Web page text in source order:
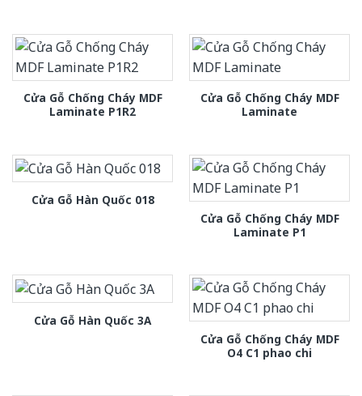
Cửa Gỗ Chống Cháy MDF
Laminate P1R2
Cửa Gỗ Chống Cháy MDF
Laminate
Cửa Gỗ Hàn Quốc 018
Cửa Gỗ Chống Cháy MDF
Laminate P1
Cửa Gỗ Hàn Quốc 3A
Cửa Gỗ Chống Cháy MDF
O4 C1 phao chi